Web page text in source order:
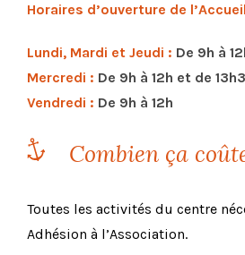
Horaires d’ouverture de
Lundi, Mardi et Jeudi : De 9h à
Mercredi : De 9h à 12h et de
Vendredi : De 9h à 12h
Combien ça
Toutes les activités du centre
Adhésion à l’Association.